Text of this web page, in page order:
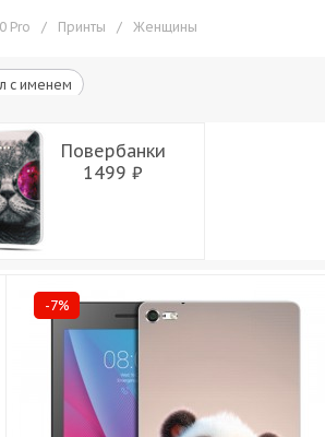
Pro / Принты / Женщины
c именем
Повербанки
1499 ₽
-7%